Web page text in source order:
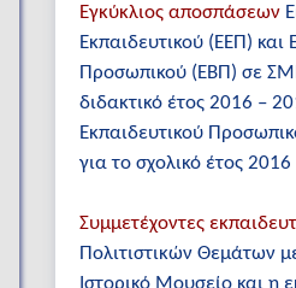
Εγκύκλιος αποσπάσεων
Εκπαιδευτικού (ΕΕΠ) και
Προσωπικού (ΕΒΠ) σε
διδακτικό έτος 2016 –
Εκπαιδευτικού
για το σχολικό έτος
Συμμετέχοντες
Πολιτιστικών Θεμάτων
Ιστορικό Μουσείο και η